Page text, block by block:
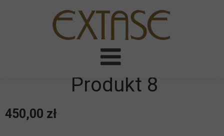
Produkt 8
450,00 zł